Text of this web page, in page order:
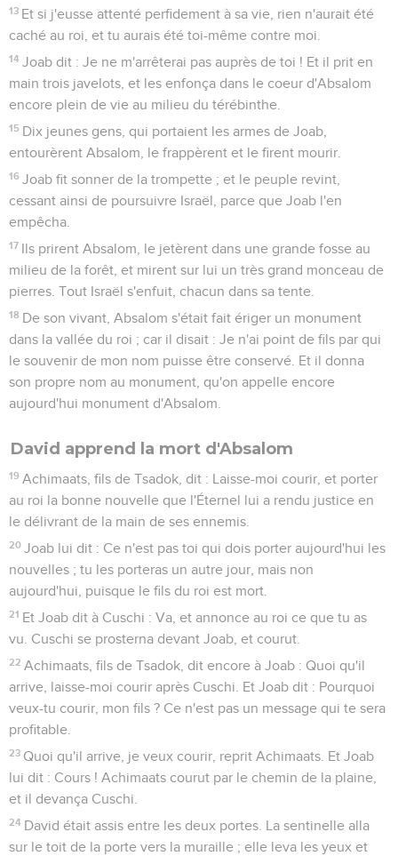
13 Et si j'eusse attenté perfidement à sa vie, rien n'aurait été
caché au roi, et tu aurais été toi-même contre moi.
14 Joab dit : Je ne m'arrêterai pas auprès de toi ! Et il prit en
main trois javelots, et les enfonça dans le coeur d'Absalom
encore plein de vie au milieu du térébinthe.
15 Dix jeunes gens, qui portaient les armes de Joab,
entourèrent Absalom, le frappèrent et le firent mourir.
16 Joab fit sonner de la trompette ; et le peuple revint,
cessant ainsi de poursuivre Israël, parce que Joab l'en
empêcha.
17 Ils prirent Absalom, le jetèrent dans une grande fosse au
milieu de la forêt, et mirent sur lui un très grand monceau de
pierres. Tout Israël s'enfuit, chacun dans sa tente.
18 De son vivant, Absalom s'était fait ériger un monument
dans la vallée du roi ; car il disait : Je n'ai point de fils par qui
le souvenir de mon nom puisse être conservé. Et il donna
son propre nom au monument, qu'on appelle encore
aujourd'hui monument d'Absalom.
David apprend la mort d'Absalom
19 Achimaats, fils de Tsadok, dit : Laisse-moi courir, et porter
au roi la bonne nouvelle que l'Éternel lui a rendu justice en
le délivrant de la main de ses ennemis.
20 Joab lui dit : Ce n'est pas toi qui dois porter aujourd'hui les
nouvelles ; tu les porteras un autre jour, mais non
aujourd'hui, puisque le fils du roi est mort.
21 Et Joab dit à Cuschi : Va, et annonce au roi ce que tu as
vu. Cuschi se prosterna devant Joab, et courut.
22 Achimaats, fils de Tsadok, dit encore à Joab : Quoi qu'il
arrive, laisse-moi courir après Cuschi. Et Joab dit : Pourquoi
veux-tu courir, mon fils ? Ce n'est pas un message qui te sera
profitable.
23 Quoi qu'il arrive, je veux courir, reprit Achimaats. Et Joab
lui dit : Cours ! Achimaats courut par le chemin de la plaine,
et il devança Cuschi.
24 David était assis entre les deux portes. La sentinelle alla
sur le toit de la porte vers la muraille ; elle leva les yeux et